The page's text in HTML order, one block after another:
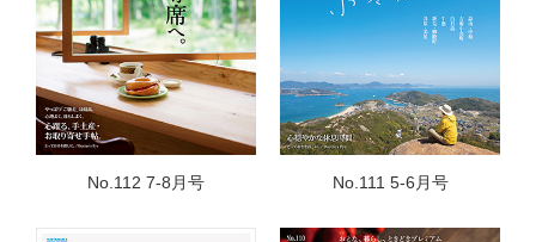
No.112 7-8月号 No.111 5-6月号